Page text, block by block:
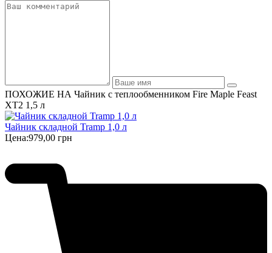
ПОХОЖИЕ НА Чайник с теплообменником Fire Maple Feast
XT2 1,5 л
Чайник складной Tramp 1,0 л
Цена:979,00 грн